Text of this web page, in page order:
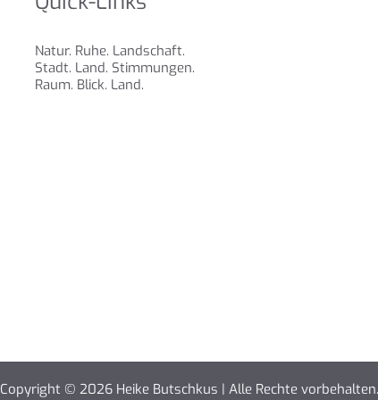
Natur. Ruhe. Landschaft.
Stadt. Land. Stimmungen.
Raum. Blick. Land.
Copyright © 2026 Heike Butschkus | Alle Rechte vorbehalten.